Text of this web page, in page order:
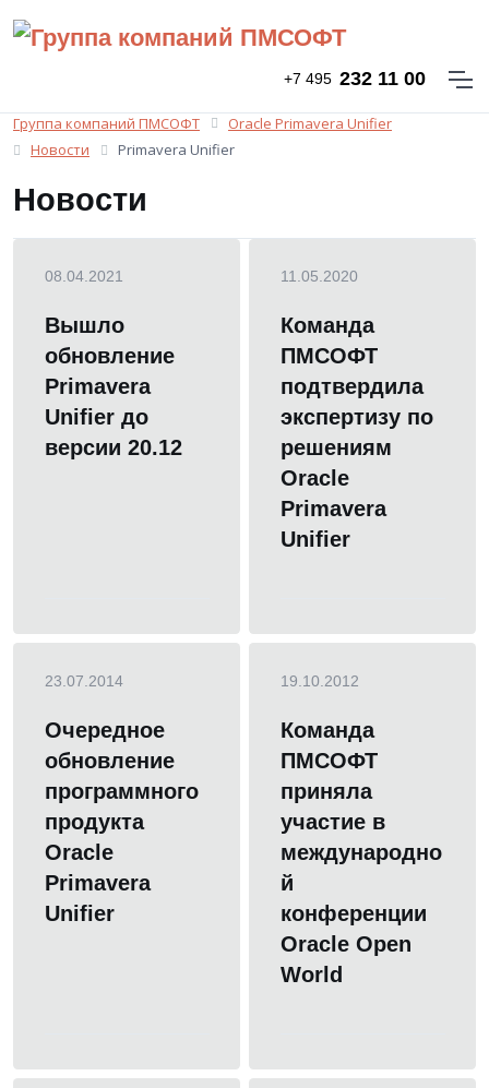
+7 495 232 11 00
Группа компаний ПМСОФТ
Oracle Primavera Unifier
Новости
Primavera Unifier
Новости
08.04.2021
Вышло
обновление
Primavera
Unifier до
версии 20.12
11.05.2020
Команда
ПМСОФТ
подтвердила
экспертизу по
решениям
Oracle
Primavera
Unifier
23.07.2014
Очередное
обновление
программного
продукта
Oracle
Primavera
Unifier
19.10.2012
Команда
ПМСОФТ
приняла
участие в
международно
й
конференции
Oracle Open
World